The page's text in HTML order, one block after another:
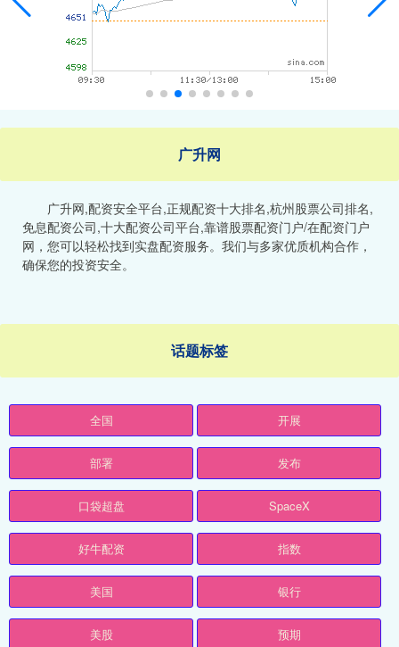
广升网
广升网,配资安全平台,正规配资十大排名,杭州股票公司排名,
免息配资公司,十大配资公司平台,靠谱股票配资门户/在配资门户
网，您可以轻松找到实盘配资服务。我们与多家优质机构合作，
确保您的投资安全。
话题标签
全国 开展
部署 发布
口袋超盘 SpaceX
好牛配资 指数
美国 银行
美股 预期